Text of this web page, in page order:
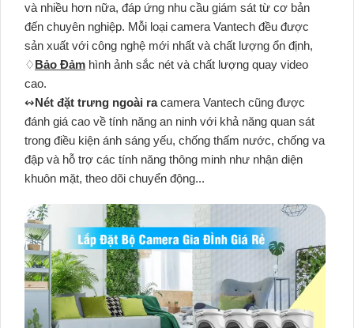
và nhiều hơn nữa, đáp ứng nhu cầu giám sát từ cơ bản
đến chuyên nghiệp. Mỗi loại camera Vantech đều được
sản xuất với công nghệ mới nhất và chất lượng ổn định,
♢Bảo Đảm hình ảnh sắc nét và chất lượng quay video
cao.
↭Nét đặt trưng ngoài racamera Vantech cũng được
đánh giá cao về tính năng an ninh với khả năng quan sát
trong điều kiện ánh sáng yếu, chống thấm nước, chống va
đập và hỗ trợ các tính năng thông minh như nhận diện
khuôn mặt, theo dõi chuyển động...